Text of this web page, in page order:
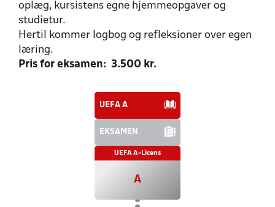
UEFA A
EKSAMEN
UEFA A-Licens
A
oplæg, kursistens egne hjemmeopgaver og
studietur.
Hertil kommer logbog og refleksioner over egen
læring.
Pris for eksamen: 3.500 kr.